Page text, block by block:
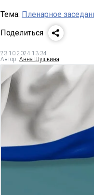
Тема: Пленарное
Поделиться
23.10.2024 13:34
Автор: Анна Шушкина